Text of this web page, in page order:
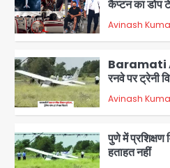
Baramati
रनवे पर ट्रेनी
Avinash
पुणे में प्रशिक्षण
हताहत नहीं
Team JHJ
Zepto